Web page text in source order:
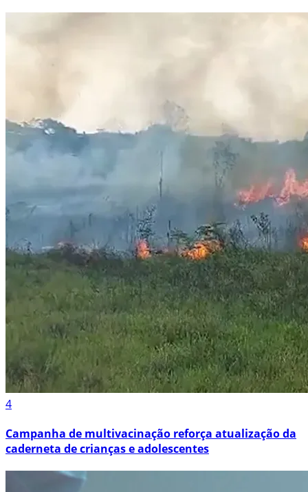
4
Campanha de multivacinação reforça atualização da
caderneta de crianças e adolescentes